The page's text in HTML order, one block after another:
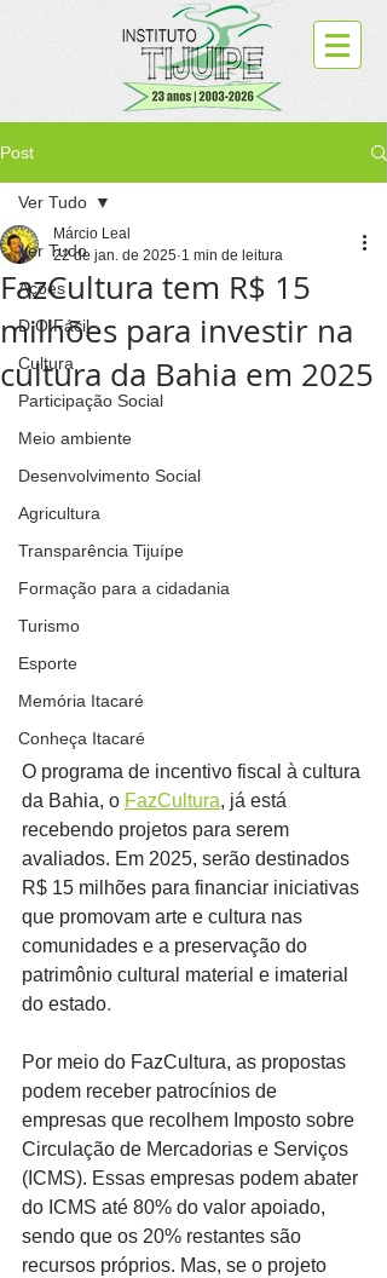
Post
Ver Tudo
Ações
D.O.Fácil
Cultura
Participação Social
Meio ambiente
Desenvolvimento Social
Agricultura
Transparência Tijuípe
Formação para a cidadania
Turismo
Esporte
Memória Itacaré
Conheça Itacaré
Ver Tudo
FazCultura tem R$ 15
milhões para investir na
cultura da Bahia em 2025
Márcio Leal
22 de jan. de 2025 1 min de leitura
O programa de incentivo fiscal à cultura
da Bahia, o FazCultura, já está
recebendo projetos para serem
avaliados. Em 2025, serão destinados
R$ 15 milhões para financiar iniciativas
que promovam arte e cultura nas
comunidades e a preservação do
patrimônio cultural material e imaterial
do estado.
Por meio do FazCultura, as propostas
podem receber patrocínios de
empresas que recolhem Imposto sobre
Circulação de Mercadorias e Serviços
(ICMS). Essas empresas podem abater
do ICMS até 80% do valor apoiado,
sendo que os 20% restantes são
recursos próprios. Mas, se o projeto